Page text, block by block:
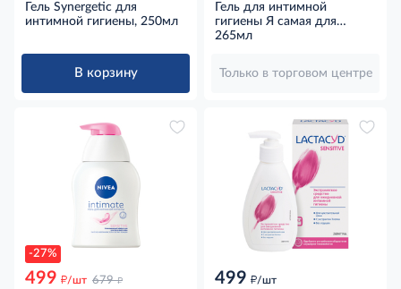
Гель Synergetic для
интимной гигиены, 250мл
В корзину
Гель для интимной
гигиены Я самая для
чувствительной кожи,
265мл
Только в торговом центре
-27%
499 д/шт 679 д 499 д/шт